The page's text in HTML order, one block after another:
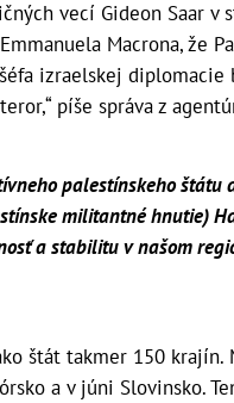
vecí Gideon Saar
Macrona, že
izraelskej
píše správa z
palestínskeho štátu
militantné hnutie)
a stabilitu v našom
štát takmer 150
a v júni Slovinsko.